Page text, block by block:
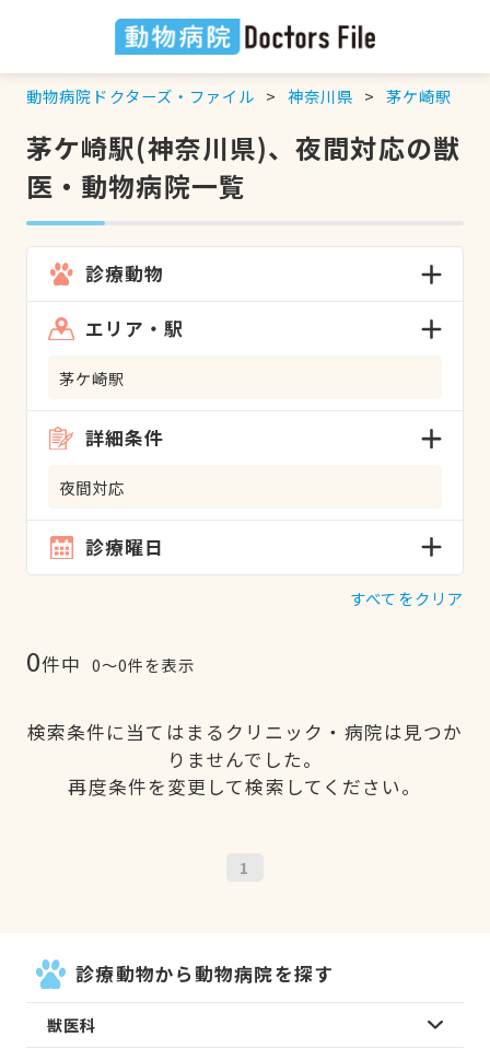
動物病院ドクターズ・ファイル 神奈川県 茅ケ崎駅
茅ケ崎駅(神奈川県)、夜間対応の獣
医・動物病院一覧
診療動物
エリア・駅
茅ケ崎駅
詳細条件
夜間対応
診療曜日
すべてをクリア
0件中 0〜0件を表示
検索条件に当てはまるクリニック・病院は見つか
りませんでした。
再度条件を変更して検索してください。
1
診療動物から動物病院を探す
獣医科